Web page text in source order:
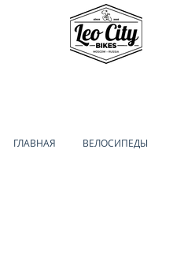
ГЛАВНАЯ ВЕЛОСИПЕДЫ